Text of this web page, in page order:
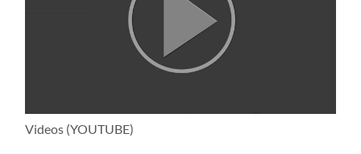
Videos (YOUTUBE)